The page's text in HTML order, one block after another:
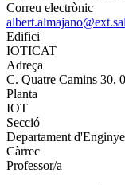
Correu electrònic
Edifici
IOTICAT
Adreça
C. Quatre Camins 30,
Planta
IOT
Secció
Departament
Càrrec
Professor/a